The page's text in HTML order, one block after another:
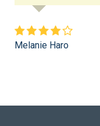
Melanie Haro